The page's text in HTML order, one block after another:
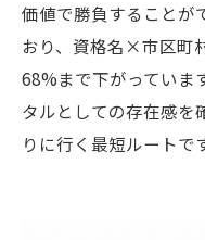
価値で勝負することが
おり、資格名×市区町
68%まで下がっていま
タルとしての存在感を
りに行く最短ルートで